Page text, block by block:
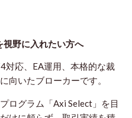
視野に入れたい方へ
対応、EA運用、本格的な裁
向いたブローカーです。
ログラム「Axi Select」を目